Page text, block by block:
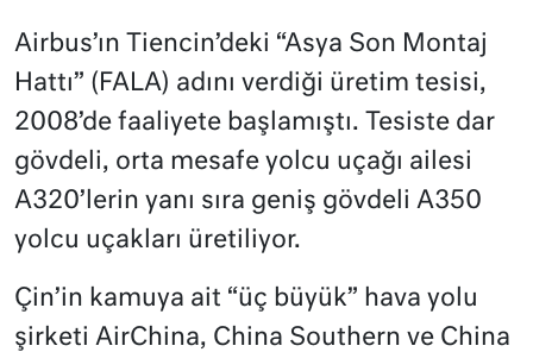
Airbus’ın Tiencin’deki “Asya Son Montaj
Hattı” (FALA) adını verdiği üretim tesisi,
2008’de faaliyete başlamıştı. Tesiste dar
gövdeli, orta mesafe yolcu uçağı ailesi
A320’lerin yanı sıra geniş gövdeli A350
yolcu uçakları üretiliyor.
Çin’in kamuya ait “üç büyük” hava yolu
şirketi AirChina, China Southern ve China